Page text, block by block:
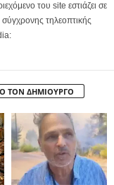
του site εστιάζει σε
τηλεοπτικής
ΤΟΝ ΔΗΜΙΟΥΡΓΟ